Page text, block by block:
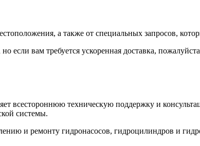
а также от специальных запросов,
вам требуется ускоренная доставка,
всестороннюю техническую поддержку и
системы.
и ремонту гидронасосов, гидроцилиндров и